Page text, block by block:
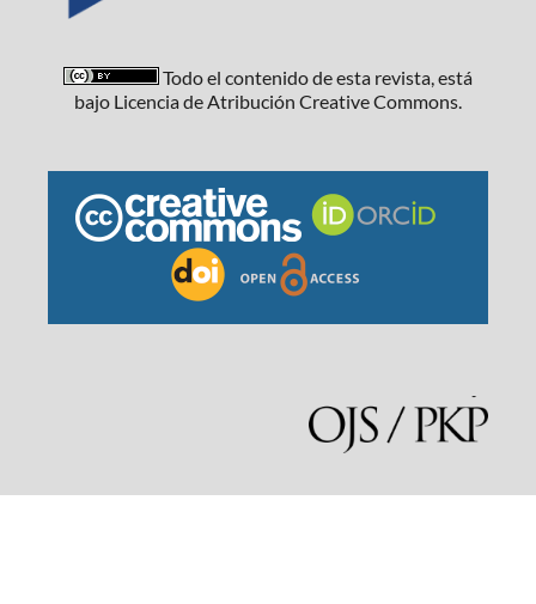
Todo el contenido de esta revista, está
bajo Licencia de Atribución Creative Commons.